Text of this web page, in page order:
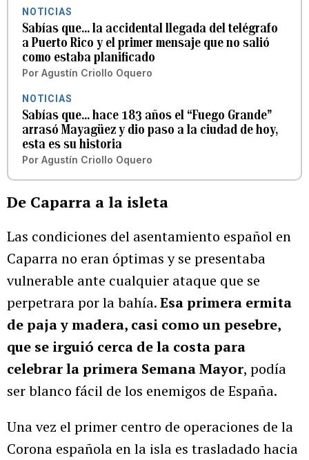
NOTICIAS
Sabías que... la accidental llegada del telégrafo
a Puerto Rico y el primer mensaje que no salió
como estaba planificado
Por Agustín Criollo Oquero
NOTICIAS
Sabías que... hace 183 años el “Fuego Grande”
arrasó Mayagüez y dio paso a la ciudad de hoy,
esta es su historia
Por Agustín Criollo Oquero
De Caparra a la isleta
Las condiciones del asentamiento español en
Caparra no eran óptimas y se presentaba
vulnerable ante cualquier ataque que se
perpetrara por la bahía.Esa primera ermita
de paja y madera, casi como un pesebre,
que se irguió cerca de la costa para
celebrar la primera Semana Mayor, podía
ser blanco fácil de los enemigos de España.
Una vez el primer centro de operaciones de la
Corona española en la isla es trasladado hacia